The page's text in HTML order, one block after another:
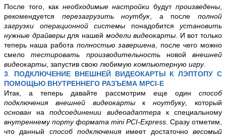
После того, как необходимые настройкибудутпроизведены
рекомендуется перезагрузить ноутбук , а послеполной
загрузки операционной системы понадобится установить
нужные драйверыдля нашей модели видеокарты . И вот только
теперь наша работа полностью завершена , после чего можно
смело тестировать производительностьновой внешней
видеокарты , запустив свою любимую компьютерную игру.
3
ПОДКЛЮЧЕНИЕ ВНЕШНЕЙ ВИДЕОКАРТЫ К ЛЭПТОПУ С
ПОМОЩЬЮ ВНУТРЕННЕГО РАЗЪЕМА MPCI-E
Итак, а теперь давайте рассмотрим еще один способ
подключения внешней видеокартыкноутбуку, который
основан наподсоединении видеоадаптера к специальному
внутреннему порту формата mini PCI-Express . Сразу отметим,
что данный способ подключенияимеет достаточновесомый